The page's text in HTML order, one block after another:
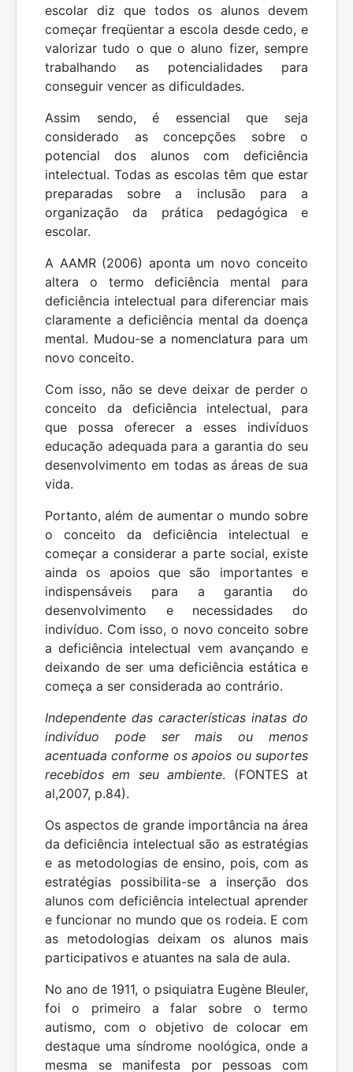
escolar diz que todos os alunos devem
começar freqüentar a escola desde cedo, e
valorizar tudo o que o aluno fizer, sempre
trabalhando as potencialidades para
conseguir vencer as dificuldades.
Assim sendo, é essencial que seja
considerado as concepções sobre o
potencial dos alunos com deficiência
intelectual. Todas as escolas têm que estar
preparadas sobre a inclusão para a
organização da prática pedagógica e
escolar.
A AAMR (2006) aponta um novo conceito
altera o termo deficiência mental para
deficiência intelectual para diferenciar mais
claramente a deficiência mental da doença
mental. Mudou-se a nomenclatura para um
novo conceito.
Com isso, não se deve deixar de perder o
conceito da deficiência intelectual, para
que possa oferecer a esses indivíduos
educação adequada para a garantia do seu
desenvolvimento em todas as áreas de sua
vida.
Portanto, além de aumentar o mundo sobre
o conceito da deficiência intelectual e
começar a considerar a parte social, existe
ainda os apoios que são importantes e
indispensáveis para a garantia do
desenvolvimento e necessidades do
indivíduo. Com isso, o novo conceito sobre
a deficiência intelectual vem avançando e
deixando de ser uma deficiência estática e
começa a ser considerada ao contrário.
Independente das características inatas do
indivíduo pode ser mais ou menos
acentuada conforme os apoios ou suportes
recebidos em seu ambiente. (FONTES at
al,2007, p.84).
Os aspectos de grande importância na área
da deficiência intelectual são as estratégias
e as metodologias de ensino, pois, com as
estratégias possibilita-se a inserção dos
alunos com deficiência intelectual aprender
e funcionar no mundo que os rodeia. E com
as metodologias deixam os alunos mais
participativos e atuantes na sala de aula.
No ano de 1911, o psiquiatra Eugène Bleuler,
foi o primeiro a falar sobre o termo
autismo, com o objetivo de colocar em
destaque uma síndrome noológica, onde a
mesma se manifesta por pessoas com